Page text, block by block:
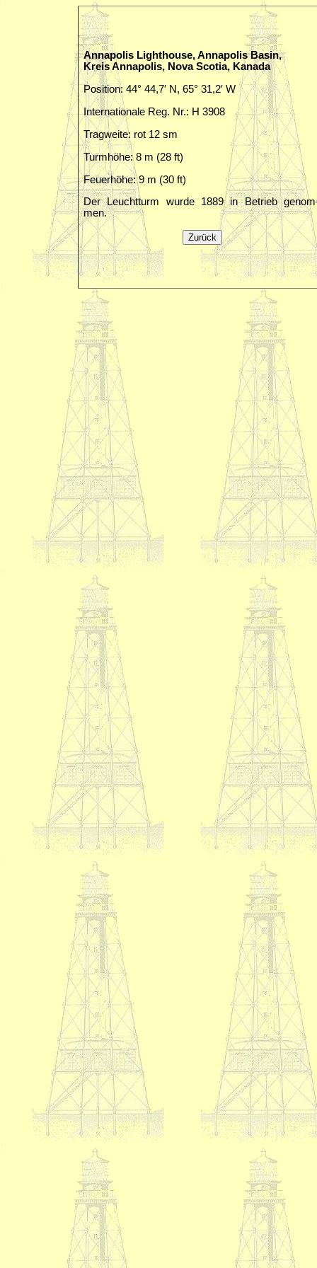
Annapolis Lighthouse, Annapolis Basin,
Kreis Annapolis, Nova Scotia, Kanada
Position: 44° 44,7′ N, 65° 31,2′ W
Internationale Reg. Nr.: H 3908
Tragweite: rot 12 sm
Turmhöhe: 8 m (28 ft)
Feuerhöhe: 9 m (30 ft)
Der Leuchtturm wurde 1889 in Betrieb
men.